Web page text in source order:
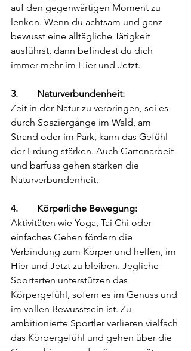
auf den gegenwärtigen Moment zu
lenken. Wenn du achtsam und ganz
bewusst eine alltägliche Tätigkeit
ausführst, dann befindest du dich
immer mehr im Hier und Jetzt.
3.        Naturverbundenheit:
Zeit in der Natur zu verbringen, sei es
durch Spaziergänge im Wald, am
Strand oder im Park, kann das Gefühl
der Erdung stärken. Auch Gartenarbeit
und barfuss gehen stärken die
Naturverbundenheit.
4.        Körperliche Bewegung:
Aktivitäten wie Yoga, Tai Chi oder
einfaches Gehen fördern die
Verbindung zum Körper und helfen, im
Hier und Jetzt zu bleiben. Jegliche
Sportarten unterstützen das
Körpergefühl, sofern es im Genuss und
im vollen Bewusstsein ist. Zu
ambitionierte Sportler verlieren vielfach
das Körpergefühl und gehen über die